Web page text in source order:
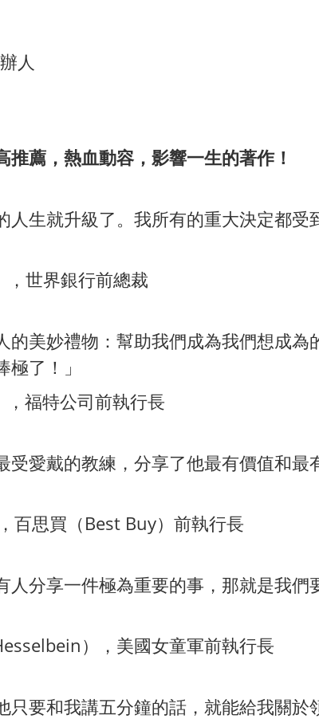
人
薦，熱血動容，影響一生的著作！
人生就升級了。我所有的重大決定都
世界銀行前總裁
的美妙禮物：幫助我們成為我們想成
了！」
福特公司前執行長
受愛戴的教練，分享了他最有價值和
思買（Best Buy）前執行長
人分享一件極為重要的事，那就是我
），美國女童軍前執行長
只要和我講五分鐘的話，就能給我關